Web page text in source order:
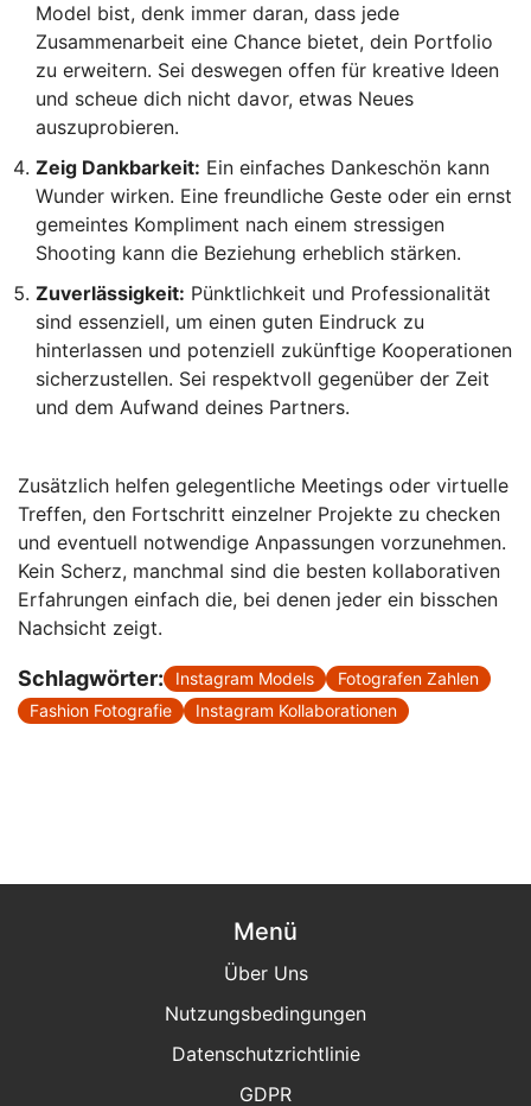
Model bist, denk immer daran, dass jede
Zusammenarbeit eine Chance bietet, dein Portfolio
zu erweitern. Sei deswegen offen für kreative Ideen
und scheue dich nicht davor, etwas Neues
auszuprobieren.
Zeig Dankbarkeit: Ein einfaches Dankeschön kann
Wunder wirken. Eine freundliche Geste oder ein ernst
gemeintes Kompliment nach einem stressigen
Shooting kann die Beziehung erheblich stärken.
Zuverlässigkeit: Pünktlichkeit und Professionalität
sind essenziell, um einen guten Eindruck zu
hinterlassen und potenziell zukünftige Kooperationen
sicherzustellen. Sei respektvoll gegenüber der Zeit
und dem Aufwand deines Partners.
Zusätzlich helfen gelegentliche Meetings oder virtuelle
Treffen, den Fortschritt einzelner Projekte zu checken
und eventuell notwendige Anpassungen vorzunehmen.
Kein Scherz, manchmal sind die besten kollaborativen
Erfahrungen einfach die, bei denen jeder ein bisschen
Nachsicht zeigt.
Schlagwörter: Instagram Models
Fotografen Zahlen
Fashion Fotografie
Instagram Kollaborationen
Menü
Über Uns
Nutzungsbedingungen
Datenschutzrichtlinie
GDPR